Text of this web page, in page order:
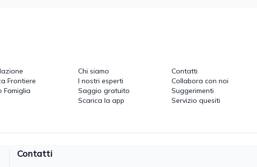
Frontiere
Famiglia
Chi siamo
I nostri esperti
Saggio gratuito
Scarica la app
Contatti
Collabora con noi
Suggerimenti
Servizio quesiti
Contatti